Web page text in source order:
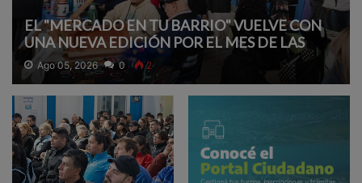
EL "MERCADO EN TU BARRIO" VUELVE CON
UNA NUEVA EDICIÓN POR EL MES DE LAS
INFANCIAS
Ago 05, 2026 0 2